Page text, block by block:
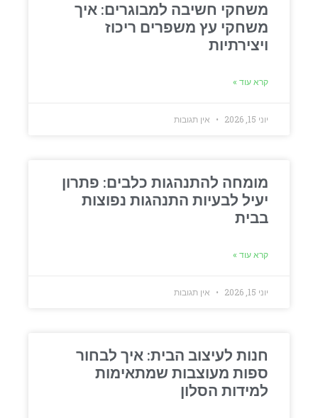
משחקי חשיבה למבוגרים: איך
משחקי עץ משפרים ריכוז
ויצירתיות
קרא עוד »
יוני 15, 2026 אין תגובות
מומחה להתנהגות כלבים: פתרון
יעיל לבעיות התנהגות נפוצות
בבית
קרא עוד »
יוני 15, 2026 אין תגובות
חנות לעיצוב הבית: איך לבחור
ספות מעוצבות שמתאימות
למידות הסלון